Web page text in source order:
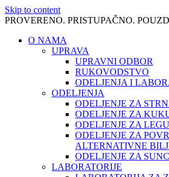
Skip to content
PROVERENO. PRISTUPAČNO.
O NAMA
UPRAVA
UPRAVNI ODBOR
RUKOVODSTVO
ODELJENJA I
ODELJENJA
ODELJENJE ZA
ODELJENJE ZA
ODELJENJE ZA
ODELJENJE ZA
ALTERNATIVNE
ODELJENJE ZA
LABORATORIJE